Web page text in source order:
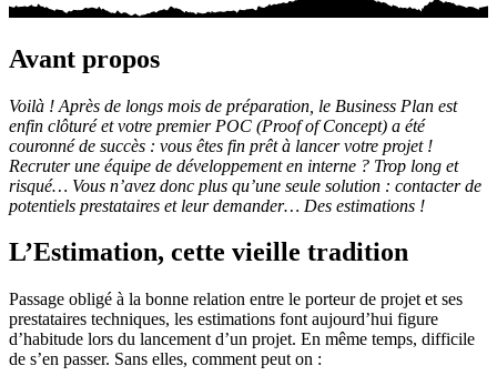
Avant propos
Voilà ! Après de longs mois de préparation, le Business Plan est
enfin clôturé et votre premier POC (Proof of Concept) a été
couronné de succès : vous êtes fin prêt à lancer votre projet !
Recruter une équipe de développement en interne ? Trop long et
risqué… Vous n’avez donc plus qu’une seule solution : contacter de
potentiels prestataires et leur demander… Des estimations !
L’Estimation, cette vieille tradition
Passage obligé à la bonne relation entre le porteur de projet et ses
prestataires techniques, les estimations font aujourd’hui figure
d’habitude lors du lancement d’un projet. En même temps, difficile
de s’en passer. Sans elles, comment peut on :